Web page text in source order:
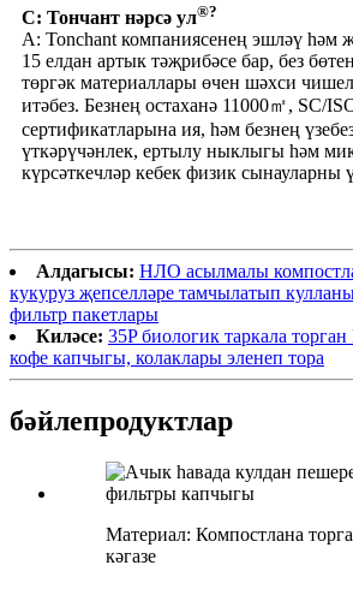
С: Тончант нәрсә ул®?
A: Tonchant компаниясенең эшләү һәм
15 елдан артык тәҗрибәсе бар, без
төргәк материаллары өчен шәхси
итәбез. Безнең остаханә 11000㎡, SC/
сертификатларына ия, һәм безнең
үткәрүчәнлек, ертылу ныклыгы һәм
күрсәткечләр кебек физик сынауларны
Алдагысы: НЛО асылмалы
кукуруз җепселләре тамчылатып
фильтр пакетлары
Киләсе: 35P биологик таркала
кофе капчыгы, колаклары эленеп тора
бәйлепродуктлар
Материал: Компостлана
кәгазе